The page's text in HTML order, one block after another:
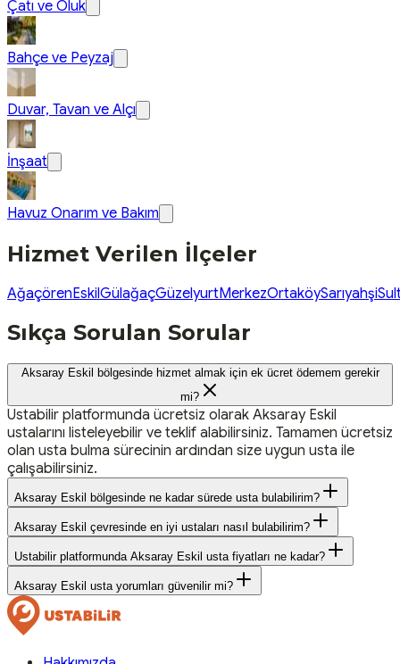
Çatı ve Oluk
Bahçe ve Peyzaj
Duvar, Tavan ve Alçı
İnşaat
Havuz Onarım ve Bakım
Hizmet Verilen İlçeler
AğaçörenEskilGülağaçGüzelyurtMerkezOrtaköySarıyahşi
Sıkça Sorulan Sorular
Aksaray Eskil bölgesinde hizmet almak için ek ücret ödemem gerekir
mi?
Ustabilir platformunda ücretsiz olarak Aksaray Eskil
ustalarını listeleyebilir ve teklif alabilirsiniz. Tamamen ücretsiz
olan usta bulma sürecinin ardından size uygun usta ile
çalışabilirsiniz.
Aksaray Eskil bölgesinde ne kadar sürede usta bulabilirim?
Aksaray Eskil çevresinde en iyi ustaları nasıl bulabilirim?
Ustabilir platformunda Aksaray Eskil usta fiyatları ne kadar?
Aksaray Eskil usta yorumları güvenilir mi?